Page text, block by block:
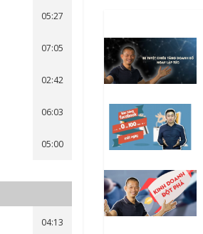
05:27
07:05
02:42
06:03
05:00
04:13